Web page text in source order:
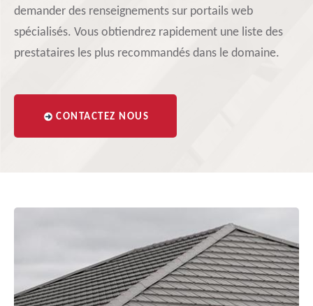
demander des renseignements sur portails web
spécialisés. Vous obtiendrez rapidement une liste des
prestataires les plus recommandés dans le domaine.
CONTACTEZ NOUS